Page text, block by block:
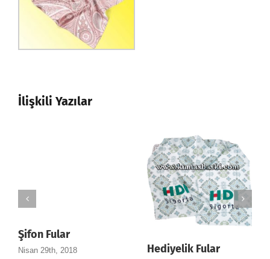
İlişkili Yazılar
Saç Bandı Nisan 7th, 2014